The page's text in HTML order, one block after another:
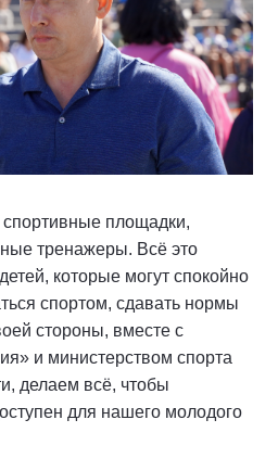
площадки,
тренажеры. Всё это
которые могут спокойно
спортом, сдавать нормы
стороны, вместе с
и министерством спорта
делаем всё, чтобы
для нашего молодого